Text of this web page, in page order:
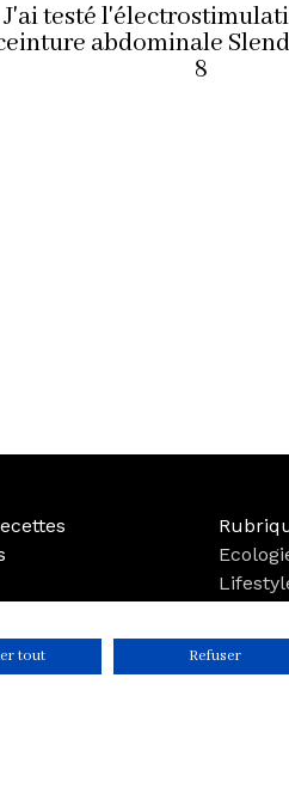
J'ai testé
abdominale
8
Voyage
Mode
tout Refuser